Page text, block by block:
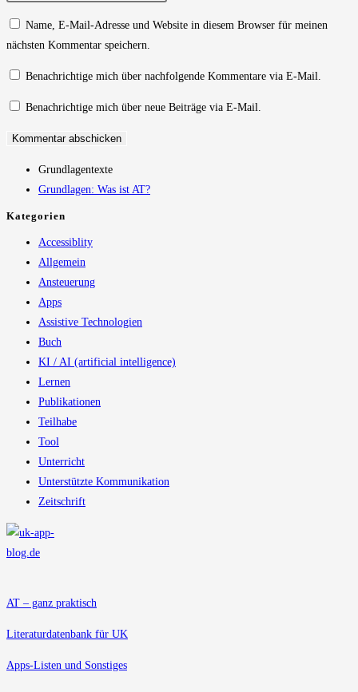
Benutzernamen
zum
Kommentieren
Mail-
Adresse
zum
ein
Website-
URL
ein
Name, E-Mail-Adresse und Website in diesem Browser für meinen
nächsten Kommentar speichern.
Benachrichtige mich über nachfolgende Kommentare via E-Mail.
Benachrichtige mich über neue Beiträge via E-Mail.
Grundlagentexte
Grundlagen: Was ist AT?
Kategorien
Accessiblity
Allgemein
Ansteuerung
Apps
Assistive Technologien
Buch
KI / AI (artificial intelligence)
Lernen
Publikationen
Teilhabe
Tool
Unterricht
Unterstützte Kommunikation
Zeitschrift
AT – ganz praktisch
Literaturdatenbank für UK
Apps-Listen und Sonstiges